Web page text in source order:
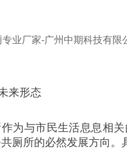
来形态
为与市民生活息息相
厕所的必然发展方向